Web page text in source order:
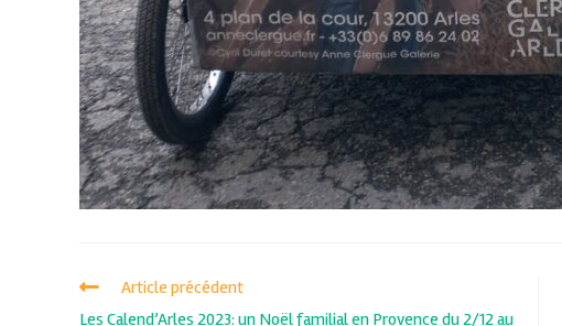
Article précédent
Les Calend’Arles 2023: un Noël familial en Provence du 2/12 au